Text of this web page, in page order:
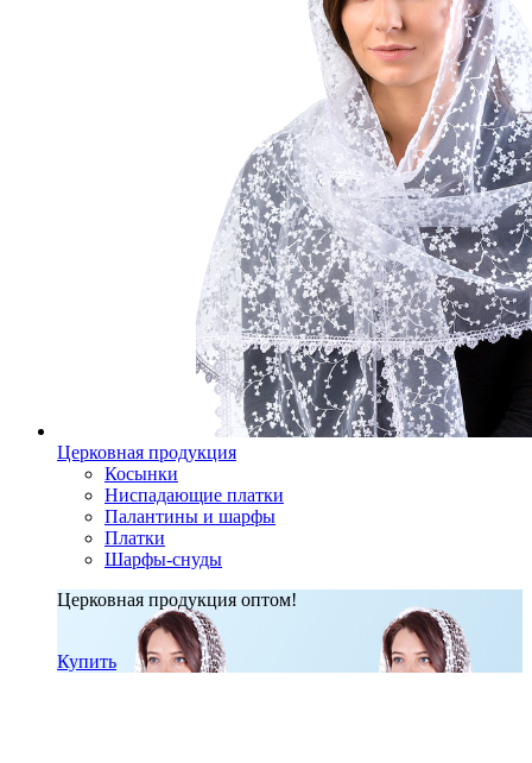
Церковная продукция
Косынки
Ниспадающие платки
Палантины и шарфы
Платки
Шарфы-снуды
Церковная продукция оптом!
Купить